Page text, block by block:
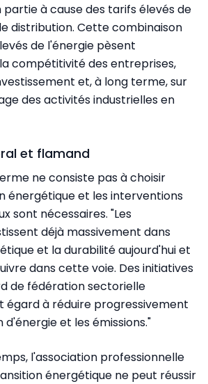
partie à cause des tarifs élevés de
distribution. Cette combinaison
de l'énergie pèsent
compétitivité des entreprises,
et, à long terme, sur
des activités industrielles en
et flamand
ne consiste pas à choisir
énergétique et les interventions
sont nécessaires. "Les
déjà massivement dans
et la durabilité aujourd'hui et
dans cette voie. Des initiatives
de fédération sectorielle
à réduire progressivement
et les émissions."
l'association professionnelle
énergétique ne peut réussir